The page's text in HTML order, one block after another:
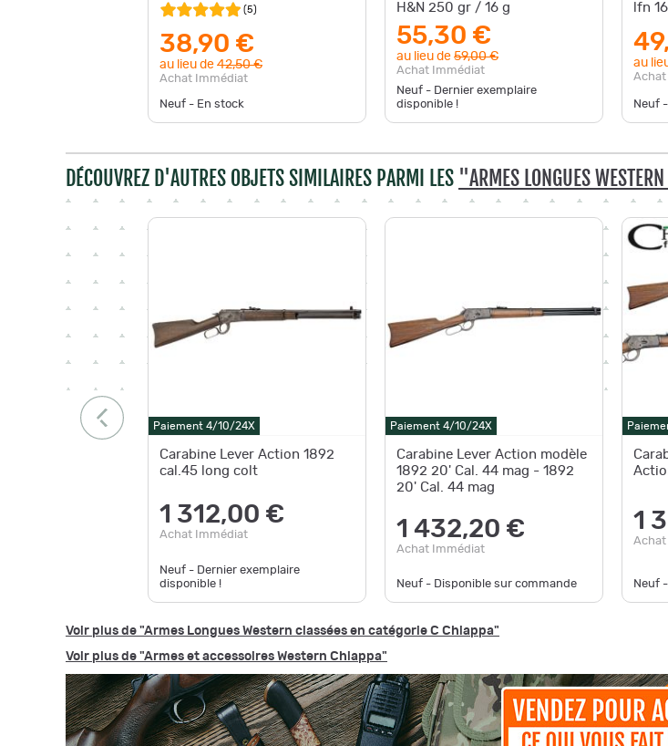
(5)
38,90 €
au lieu de 42,50 €
Achat Immédiat
Neuf - En stock
H&N 250 gr / 16 g
55,30 €
au lieu de 59,00 €
Achat Immédiat
Neuf - Dernier exemplaire
disponible !
lfn
au
Neuf
DÉCOUVREZ D'AUTRES OBJETS SIMILAIRES PARMI LES "ARMES LONGUES
Paiement 4/10/24X
Carabine Lever Action 1892
cal.45 long colt
1 312,00 €
Achat Immédiat
Neuf - Dernier exemplaire
disponible !
Paiement 4/10/24X
Carabine Lever Action modèle
1892 20' Cal. 44 mag - 1892
20' Cal. 44 mag
1 432,20 €
Achat Immédiat
Neuf - Disponible sur commande
1
Neuf
Voir plus de "Armes Longues Western classées en catégorie C Chiappa"
Voir plus de "Armes et accessoires Western Chiappa"